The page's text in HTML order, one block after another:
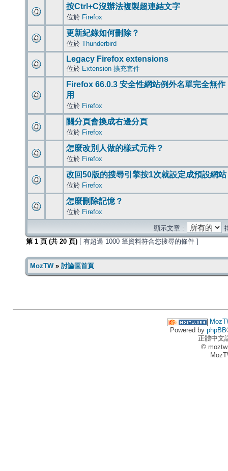
按Ctrl+C沒辦法複製超連結文字
位於 Firefox
更新紀錄如何刪除？
位於 Thunderbird
Legacy Firefox extensions
位於 Extension 擴充套件
Firefox 66.0.3 安全性網站例外名單完全無作
用
位於 Firefox
關分頁會換成右邊分頁
位於 Firefox
怎麼改別人做的樣式元件？
位於 Firefox
改回50版的搜尋引擎按1次就設定成預設網站
位於 Firefox
怎麼刪除記憶？
位於 Firefox
顯示文章 :
第 1 頁 (共 20 頁) [ 有超過 1000 筆資料符合您搜尋的條件 ]
MozTW» 討論區首頁
Powered by phpBB
正體中文
©